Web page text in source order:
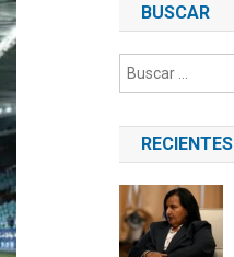
BUSCAR
RECIENTES